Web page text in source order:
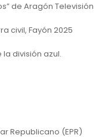
de Aragón Televisión
civil, Fayón 2025
división azul.
Republicano (EPR)